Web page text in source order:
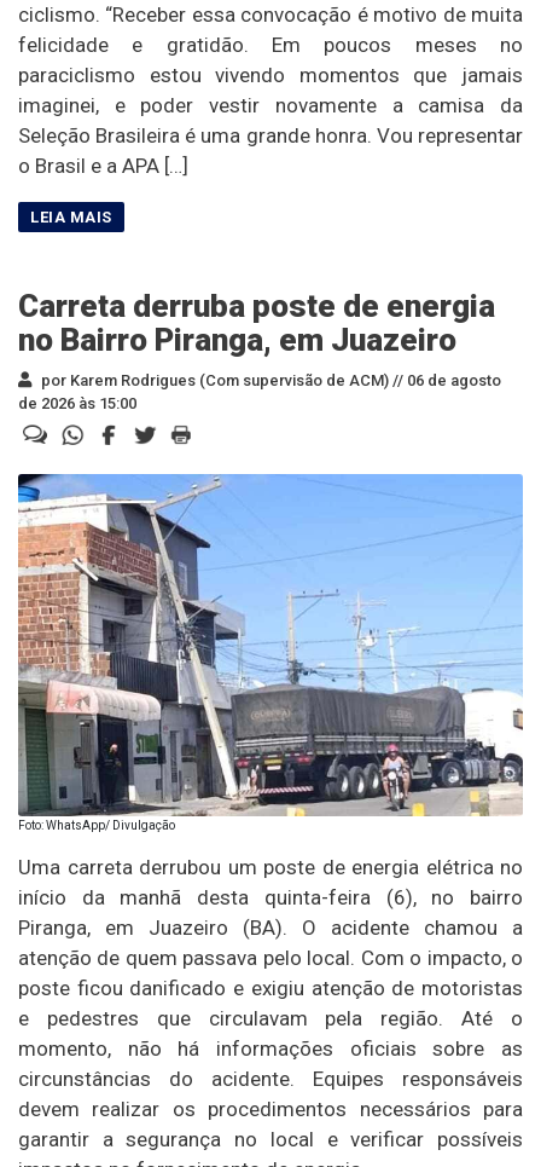
ciclismo. “Receber essa convocação é motivo de muita
felicidade e gratidão. Em poucos meses no
paraciclismo estou vivendo momentos que jamais
imaginei, e poder vestir novamente a camisa da
Seleção Brasileira é uma grande honra. Vou representar
o Brasil e a APA […]
Carreta derruba poste de energia
no Bairro Piranga, em Juazeiro
por Karem Rodrigues (Com supervisão de ACM) // 06 de agosto
de 2026 às 15:00
Foto: WhatsApp/ Divulgação
Uma carreta derrubou um poste de energia elétrica no
início da manhã desta quinta-feira (6), no bairro
Piranga, em Juazeiro (BA). O acidente chamou a
atenção de quem passava pelo local. Com o impacto, o
poste ficou danificado e exigiu atenção de motoristas
e pedestres que circulavam pela região. Até o
momento, não há informações oficiais sobre as
circunstâncias do acidente. Equipes responsáveis
devem realizar os procedimentos necessários para
garantir a segurança no local e verificar possíveis